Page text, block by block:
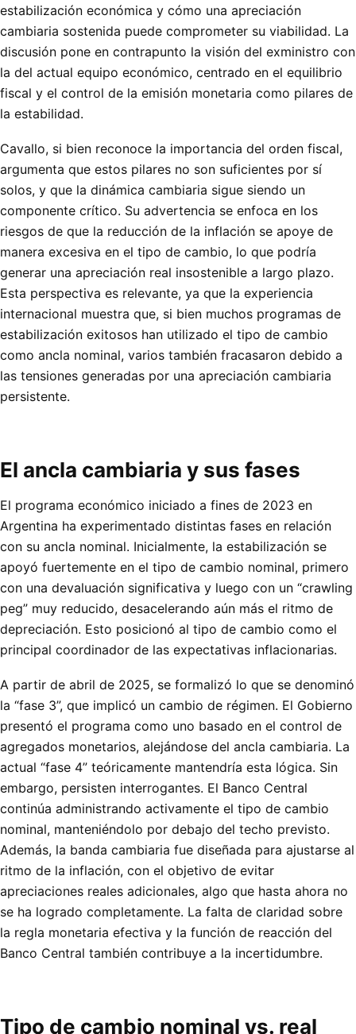
estabilización económica y cómo una apreciación
cambiaria sostenida puede comprometer su viabilidad. La
discusión pone en contrapunto la visión del exministro con
la del actual equipo económico, centrado en el equilibrio
fiscal y el control de la emisión monetaria como pilares de
la estabilidad.
Cavallo, si bien reconoce la importancia del orden fiscal,
argumenta que estos pilares no son suficientes por sí
solos, y que la dinámica cambiaria sigue siendo un
componente crítico. Su advertencia se enfoca en los
riesgos de que la reducción de la inflación se apoye de
manera excesiva en el tipo de cambio, lo que podría
generar una apreciación real insostenible a largo plazo.
Esta perspectiva es relevante, ya que la experiencia
internacional muestra que, si bien muchos programas de
estabilización exitosos han utilizado el tipo de cambio
como ancla nominal, varios también fracasaron debido a
las tensiones generadas por una apreciación cambiaria
persistente.
El ancla cambiaria y sus fases
El programa económico iniciado a fines de 2023 en
Argentina ha experimentado distintas fases en relación
con su ancla nominal. Inicialmente, la estabilización se
apoyó fuertemente en el tipo de cambio nominal, primero
con una devaluación significativa y luego con un “crawling
peg” muy reducido, desacelerando aún más el ritmo de
depreciación. Esto posicionó al tipo de cambio como el
principal coordinador de las expectativas inflacionarias.
A partir de abril de 2025, se formalizó lo que se denominó
la “fase 3”, que implicó un cambio de régimen. El Gobierno
presentó el programa como uno basado en el control de
agregados monetarios, alejándose del ancla cambiaria. La
actual “fase 4” teóricamente mantendría esta lógica. Sin
embargo, persisten interrogantes. El Banco Central
continúa administrando activamente el tipo de cambio
nominal, manteniéndolo por debajo del techo previsto.
Además, la banda cambiaria fue diseñada para ajustarse al
ritmo de la inflación, con el objetivo de evitar
apreciaciones reales adicionales, algo que hasta ahora no
se ha logrado completamente. La falta de claridad sobre
la regla monetaria efectiva y la función de reacción del
Banco Central también contribuye a la incertidumbre.
Tipo de cambio nominal vs. real